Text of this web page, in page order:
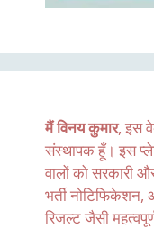
मैं विनय कुमार, इस
संस्थापक हूँ। इस
वालों को सरकारी
भर्ती नोटिफिकेशन,
रिजल्ट जैसी